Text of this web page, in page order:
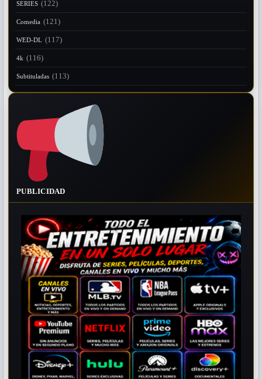
SERIES (122)
Comedia (121)
WED-DL (117)
4k (116)
Subtituladas (113)
PUBLICIDAD